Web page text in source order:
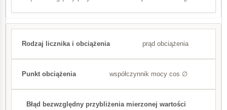
± 0,2
± 0,5
prąd obciążenia
współczynnik mocy cos ∅